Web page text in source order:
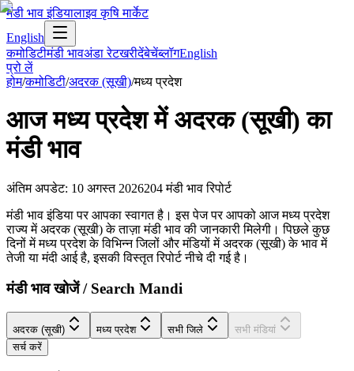
मंडी भाव इंडियालाइव कृषि मार्केट
English
कमोडिटीमंडी भावअंडा रेटखरीदेंबेचेंब्लॉगEnglish
प्रो लें
होम/कमोडिटी/अदरक (सूखी)/मध्य प्रदेश
आजमध्य प्रदेशमेंअदरक (सूखी) का
मंडी भाव
अंतिम अपडेट: 10 अगस्त 2026204 मंडी भाव रिपोर्ट
मंडी भाव इंडिया पर आपका स्वागत है। इस पेज पर आपको आज मध्य प्रदेश
राज्य में अदरक (सूखी) के ताज़ा मंडी भाव की जानकारी मिलेगी। पिछले कुछ
दिनों में मध्य प्रदेश के विभिन्न जिलों और मंडियों में अदरक (सूखी) के भाव में
तेजी या मंदी आई है, इसकी विस्तृत रिपोर्ट नीचे दी गई है।
मंडी भाव खोजें / Search Mandi
अदरक (सूखी) मध्य प्रदेश सभी जिले
सभी मंडियां
सर्च करें